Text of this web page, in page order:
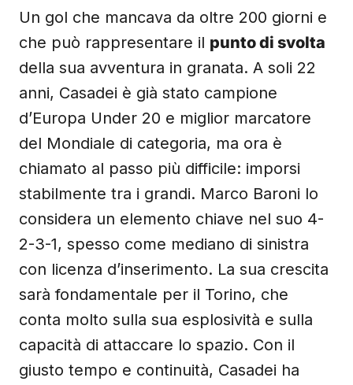
Un gol che mancava da oltre 200 giorni e
che può rappresentare il punto di svolta
della sua avventura in granata. A soli 22
anni, Casadei è già stato campione
d’Europa Under 20 e miglior marcatore
del Mondiale di categoria, ma ora è
chiamato al passo più difficile: imporsi
stabilmente tra i grandi. Marco Baroni lo
considera un elemento chiave nel suo 4-
2-3-1, spesso come mediano di sinistra
con licenza d’inserimento. La sua crescita
sarà fondamentale per il Torino, che
conta molto sulla sua esplosività e sulla
capacità di attaccare lo spazio. Con il
giusto tempo e continuità, Casadei ha